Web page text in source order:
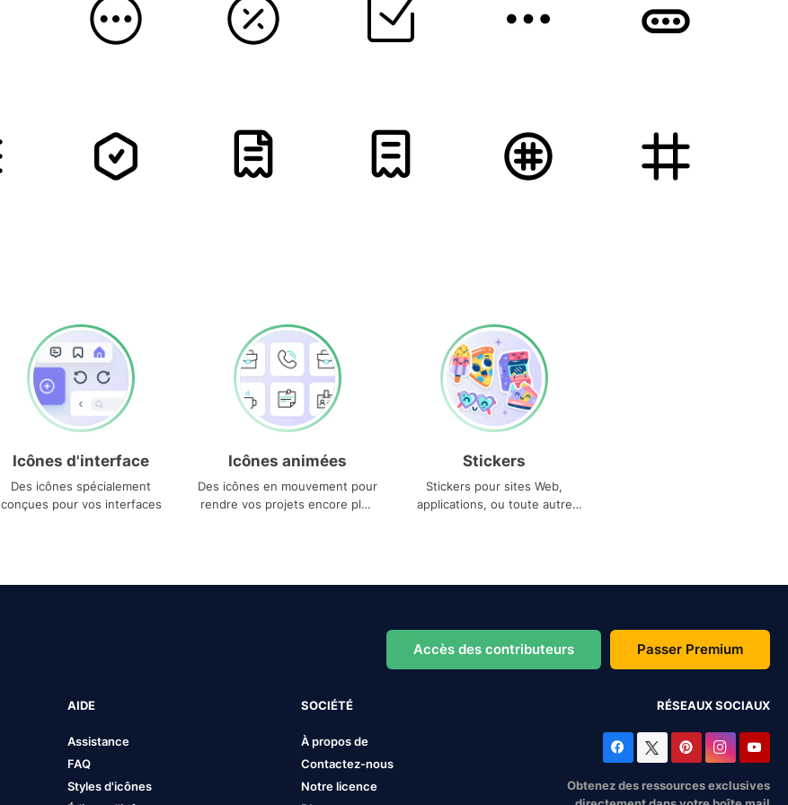
Icônes d'interface
Des icônes spécialement
conçues pour vos interfaces
Icônes animées
Des icônes en mouvement pour
rendre vos projets encore plus
Stickers
Stickers pour sites Web,
applications, ou toute autre
Accès des contributeurs Passer Premium
AIDE
Assistance
FAQ
Styles d'icônes
SOCIÉTÉ
À propos de
Contactez-nous
Notre licence
RÉSEAUX SOCIAUX
Obtenez des ressources exclusives